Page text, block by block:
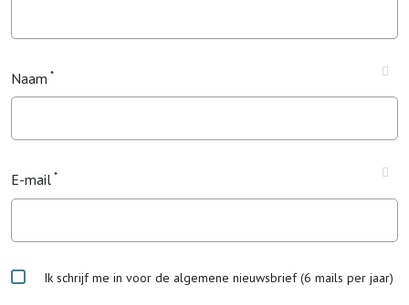
Naam
E-mail
Ik schrijf me in voor de algemene nieuwsbrief (6 mails per jaar)